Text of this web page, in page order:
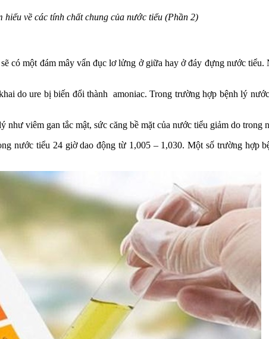
hiểu về các tính chất chung của nước tiểu (Phần 2)
có một đám mây vẩn đục lơ lửng ở giữa hay ở đáy đựng nước
do ure bị biến đổi thành amoniac. Trong trường hợp bệnh lý
viêm gan tắc mật, sức căng bề mặt của nước tiểu giảm do trong
nước tiểu 24 giờ dao động từ 1,005 – 1,030. Một số trường hợp